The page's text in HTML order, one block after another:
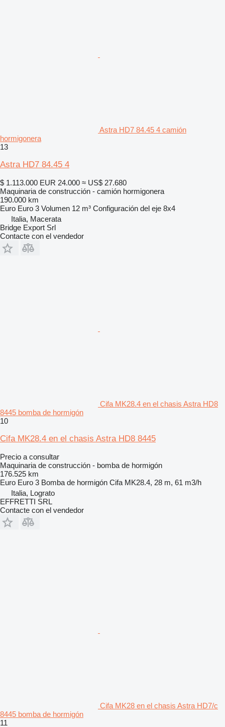
Astra HD7 84.45 4 camión
hormigonera
13
Astra HD7 84.45 4
$ 1.113.000 EUR 24.000 ≈ US$ 27.680
Maquinaria de construcción - camión hormigonera
190.000 km
Euro Euro 3 Volumen 12 m³ Configuración del eje 8x4
Italia, Macerata
Bridge Export Srl
Contacte con el vendedor
Cifa MK28.4 en el chasis Astra HD8
8445 bomba de hormigón
10
Cifa MK28.4 en el chasis Astra HD8 8445
Precio a consultar
Maquinaria de construcción - bomba de hormigón
176.525 km
Euro Euro 3 Bomba de hormigón Cifa MK28.4, 28 m, 61 m3/h
Italia, Lograto
EFFRETTI SRL
Contacte con el vendedor
Cifa MK28 en el chasis Astra HD7/c
8445 bomba de hormigón
11